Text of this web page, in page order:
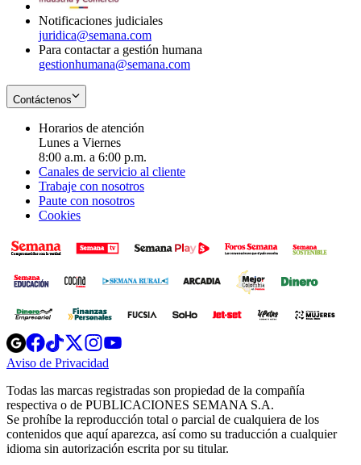
Notificaciones judiciales
juridica@semana.com
Para contactar a gestión humana
gestionhumana@semana.com
Contáctenos
Horarios de atención
Lunes a Viernes
8:00 a.m. a 6:00 p.m.
Canales de servicio al cliente
Trabaje con nosotros
Paute con nosotros
Cookies
Opens
in
new
Opens
in
new
Opens
in
new
window
Opens
new
windowwindow
Aviso de Privacidad
new
window
Todas las marcas registradas son propiedad de la compañía
respectiva o de PUBLICACIONES SEMANA S.A.
Se prohíbe la reproducción total o parcial de cualquiera de los
contenidos que aquí aparezca, así como su traducción a cualquier
idioma sin autorización escrita por su titular.